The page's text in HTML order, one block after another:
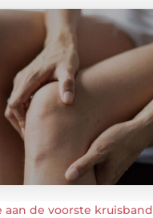
aan de voorste kruisband